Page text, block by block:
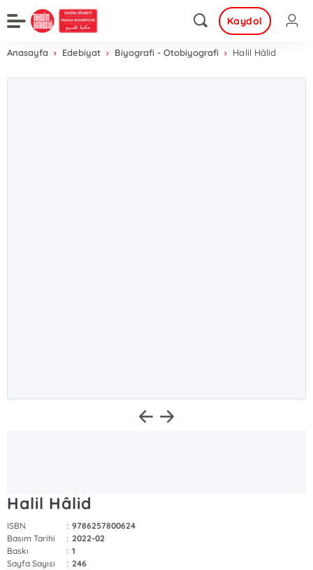
Kaydol
Anasayfa Edebiyat Biyografi - Otobiyografi Halil Hâlid
Halil Hâlid
ISBN : 9786257800624
Basım Tarihi
: 2022-02
Baskı
: 1
Sayfa Sayısı
: 246